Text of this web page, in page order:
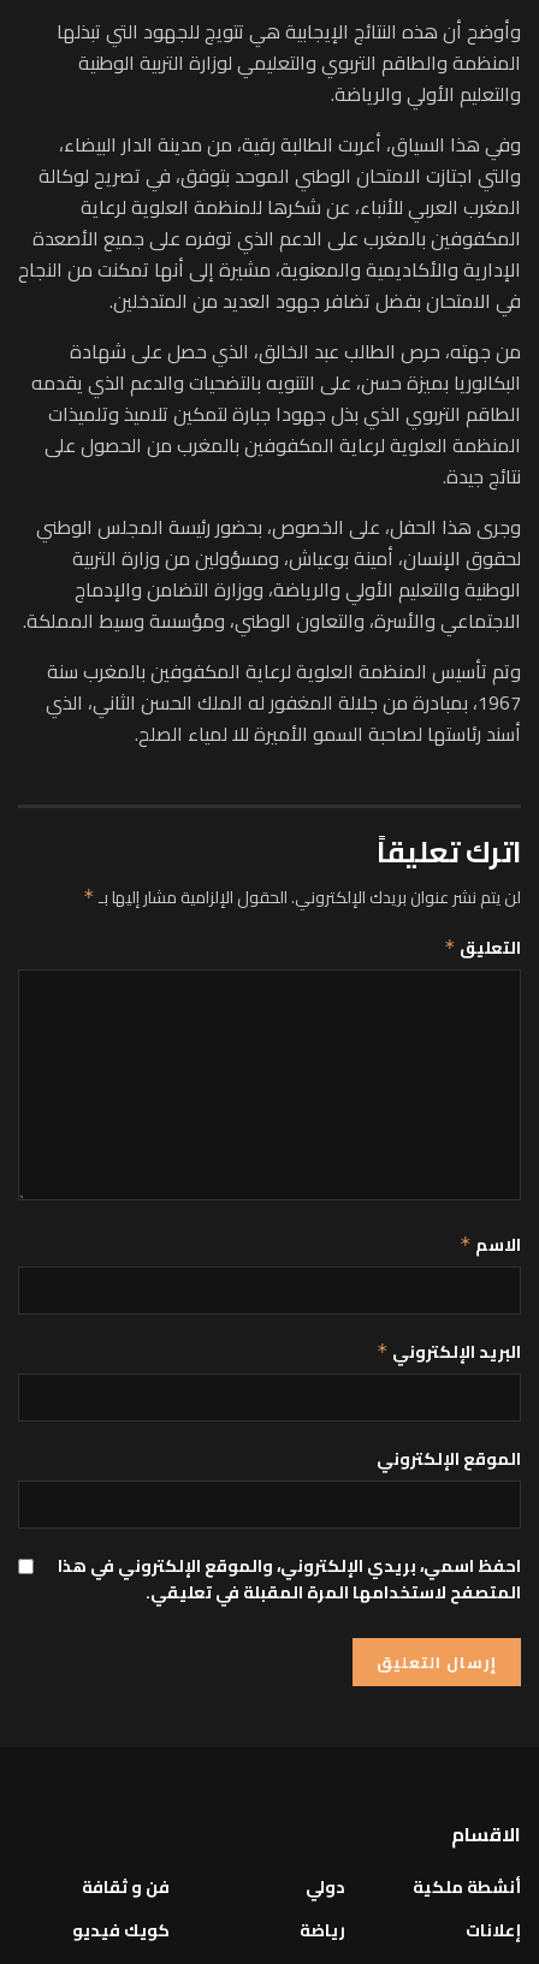
وأوضح أن هذه النتائج الإيجابية هي تتويج للجهود التي تبذلها
المنظمة والطاقم التربوي والتعليمي لوزارة التربية الوطنية
والتعليم الأولي والرياضة.
وفي هذا السياق، أعربت الطالبة رقية، من مدينة الدار البيضاء،
والتي اجتازت الامتحان الوطني الموحد بتوفق، في تصريح لوكالة
المغرب العربي للأنباء، عن شكرها للمنظمة العلوية لرعاية
المكفوفين بالمغرب على الدعم الذي توفره على جميع الأصعدة
الإدارية والأكاديمية والمعنوية، مشيرة إلى أنها تمكنت من النجاح
في الامتحان بفضل تضافر جهود العديد من المتدخلين.
من جهته، حرص الطالب عبد الخالق، الذي حصل على شهادة
البكالوريا بميزة حسن، على التنويه بالتضحيات والدعم الذي يقدمه
الطاقم التربوي الذي بذل جهودا جبارة لتمكين تلاميذ وتلميذات
المنظمة العلوية لرعاية المكفوفين بالمغرب من الحصول على
نتائج جيدة.
وجرى هذا الحفل، على الخصوص، بحضور رئيسة المجلس الوطني
لحقوق الإنسان، أمينة بوعياش، ومسؤولين من وزارة التربية
الوطنية والتعليم الأولي والرياضة، ووزارة التضامن والإدماج
الاجتماعي والأسرة، والتعاون الوطني، ومؤسسة وسيط المملكة.
وتم تأسيس المنظمة العلوية لرعاية المكفوفين بالمغرب سنة
1967، بمبادرة من جلالة المغفور له الملك الحسن الثاني، الذي
أسند رئاستها لصاحبة السمو الأميرة للا لمياء الصلح.
اترك تعليقاً
لن يتم نشر عنوان بريدك الإلكتروني.الحقول الإلزامية مشار إليها بـ*
التعليق *
الاسم *
البريد الإلكتروني *
الموقع الإلكتروني
احفظ اسمي، بريدي الإلكتروني، والموقع الإلكتروني في هذا
المتصفح لاستخدامها المرة المقبلة في تعليقي.
الاقسام
أنشطة ملكية
إعلانات
دولي
رياضة
فن و ثقافة
كويك فيديو